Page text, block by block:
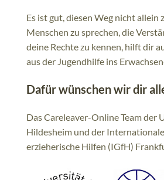
Es ist gut, diesen Weg nicht allein
Menschen zu sprechen, die
deine Rechte zu kennen, hilft dir
aus der Jugendhilfe ins
Dafür wünschen wir dir
Das Careleaver-Online Team der
Hildesheim und der
erzieherische Hilfen (IGfH)